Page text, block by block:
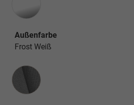
Außenfarbe
Frost Weiß
Innenausstattung